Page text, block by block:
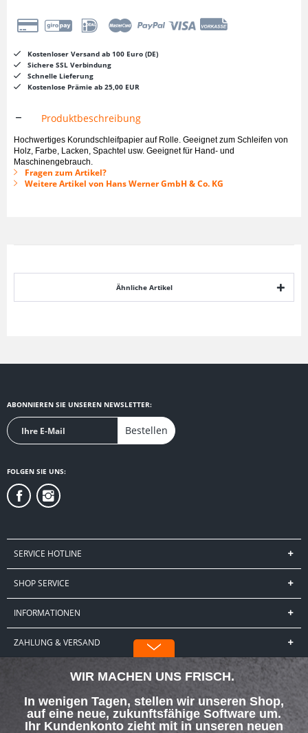
Kostenloser Versand ab 100 Euro (DE)
Sichere SSL Verbindung
Schnelle Lieferung
Kostenlose Prämie ab 25,00 EUR
Produktbeschreibung
Hochwertiges Korundschleifpapier auf Rolle. Geeignet zum Schleifen von
Holz, Farbe, Lacken, Spachtel usw. Geeignet für Hand- und
Maschinengebrauch.
Fragen zum Artikel?
Weitere Artikel von Hans Werner GmbH & Co. KG
Ähnliche Artikel
ABONNIEREN SIE UNSEREN NEWSLETTER:
Bestellen
FOLGEN SIE UNS:
In wenigen Tagen, stellen wir unseren Shop,
auf eine neue, zukunftsfähige Software um.
Ihr Kundenkonto zieht mit in unseren neuen
Shop. Hinweise dazu erhalten Sie zeitnah als
Unser neuer Shop ist aktuell schon
erreichbar, allerdings nur über BEGRA-
PROSTORE.COM
Bitte beachten Sie, dass es bei Bestellungen
im Zeitraum der Umstellung zu
Verzögerungen kommen wird. In dringenden
Fällen, bitte um telefonische
SERVICE HOTLINE
SHOP SERVICE
INFORMATIONEN
ZAHLUNG & VERSAND
Über uns Hilfe / Support Kontakt
Versand und Zahlungsbedingungen Widerrufsrecht Datenschutz
AGB Impressum